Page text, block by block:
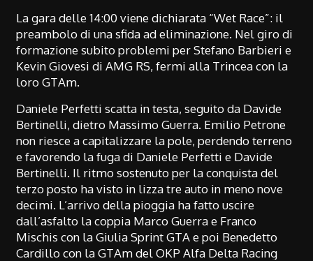
La gara delle 14:00 viene dichiarata “Wet Race”: il
preambolo di una sfida ad eliminazione. Nel giro di
formazione subito problemi per Stefano Barbieri e
Kevin Giovesi di AMG RS, fermi alla Trincea con la
loro GTAm.
Daniele Perfetti scatta in testa, seguito da Davide
Bertinelli, dietro Massimo Guerra. Emilio Petrone
non riesce a capitalizzare la pole, perdendo terreno
e favorendo la fuga di Daniele Perfetti e Davide
Bertinelli. Il ritmo sostenuto per la conquista del
terzo posto ha visto in lizza tre auto in meno nove
decimi. L’arrivo della pioggia ha fatto uscire
dall’asfalto la coppia Marco Guerra e Franco
Mischis con la Giulia Sprint GTA e poi Benedetto
Cardillo con la GTAm del OKP Alfa Delta Racing